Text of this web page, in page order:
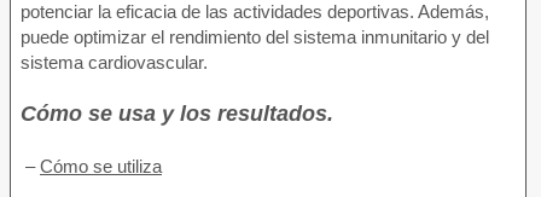
potenciar la eficacia de las actividades deportivas. Además,
puede optimizar el rendimiento del sistema inmunitario y del
sistema cardiovascular.
Cómo se usa y los resultados.
–Cómo se utiliza